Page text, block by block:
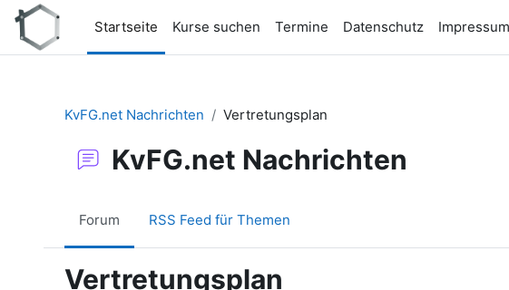
Zum Hauptinhalt
Startseite
Kurse suchen Termine Datenschutz Impressum
KvFG.net Nachrichten
Vertretungsplan
KvFG.net Nachrichten
Forum RSS Feed für Themen
Vertretungsplan